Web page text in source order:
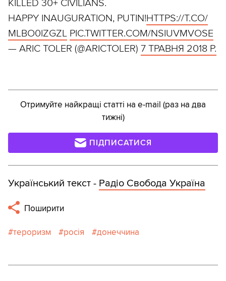
KILLED 30+ CIVILIANS.
HAPPY INAUGURATION, PUTIN!HTTPS://T.CO/
MLBO0IZGZL PIC.TWITTER.COM/NSIUVMVOSE
— ARIC TOLER (@ARICTOLER) 7 ТРАВНЯ 2018 Р.
Отримуйте найкращі статті на e-mail (раз на два
тижні)
ПІДПИСАТИСЯ
Український текст - Радіо Свобода Україна
Поширити
тероризм росія донеччина